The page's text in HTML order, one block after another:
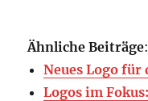
Ähnliche Beiträge:
Neues Logo
Logos im